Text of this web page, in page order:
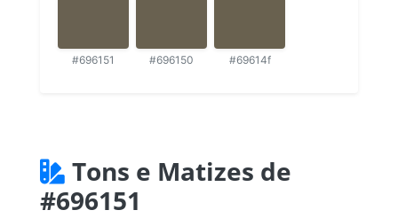
#696151 #696150 #69614f
Tons e Matizes de
#696151